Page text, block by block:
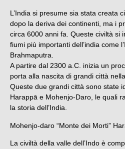
L’India si presume sia stata creata
dopo la deriva dei continenti, ma i
circa 6000 anni fa. Queste civiltà si
fiumi più importanti dell’india come
Brahmaputra.
A partire dal 2300 a.C. inizia un
porta alla nascita di grandi città
Queste due grandi città sono state
Harappā e Mohenjo-Daro, le quali
la storia dell’India.
Mohenjo-daro “Monte dei Morti”
La civiltà della valle dell’Indo è